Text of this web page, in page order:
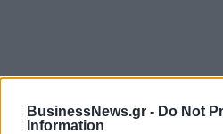
BusinessNews.gr - Do Not
Information